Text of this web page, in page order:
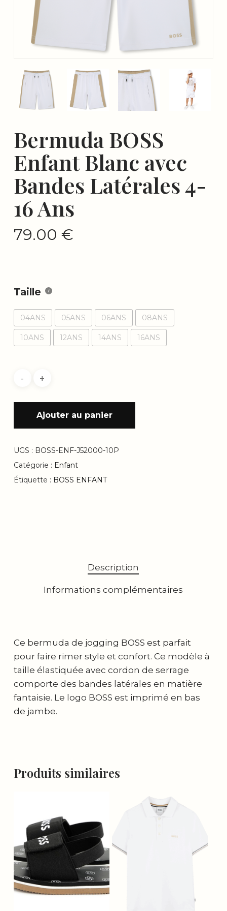
Bermuda BOSS
Enfant Blanc avec
Bandes Latérales 4-
16 Ans
79.00 €
Taille
04ANS 05ANS 06ANS 08ANS
10ANS 12ANS 14ANS 16ANS
Ajouter au panier
UGS : BOSS-ENF-J52000-10P
Catégorie : Enfant
Étiquette : BOSS ENFANT
Description
Informations complémentaires
Ce bermuda de jogging BOSS est parfait
pour faire rimer style et confort. Ce modèle à
taille élastiquée avec cordon de serrage
comporte des bandes latérales en matière
fantaisie. Le logo BOSS est imprimé en bas
de jambe.
Produits similaires